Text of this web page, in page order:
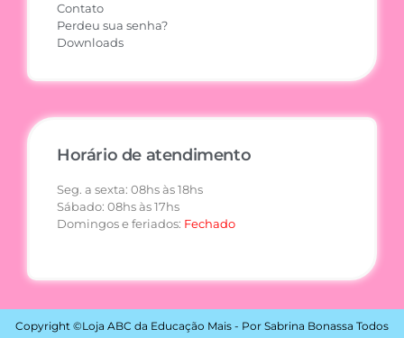
Contato
Perdeu sua senha?
Downloads
Horário de atendimento
Seg. a sexta: 08hs às 18hs
Sábado: 08hs às 17hs
Domingos e feriados: Fechado
Copyright ©Loja ABC da Educação Mais - Por Sabrina Bonassa Todos